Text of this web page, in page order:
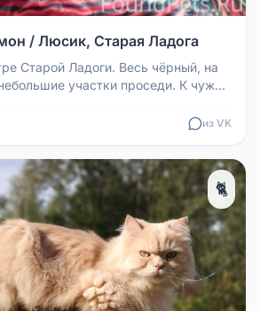
/ Люсик, Старая Ладога
Старой Ладоги. Весь чёрный, на
участки проседи. К чужим
из VK
🐈